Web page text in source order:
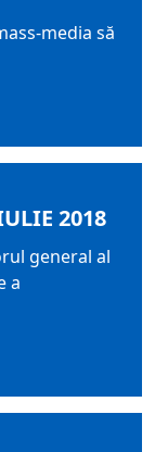
media să
2018
general al
a